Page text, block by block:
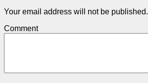
Your email address will not be published.
Comment